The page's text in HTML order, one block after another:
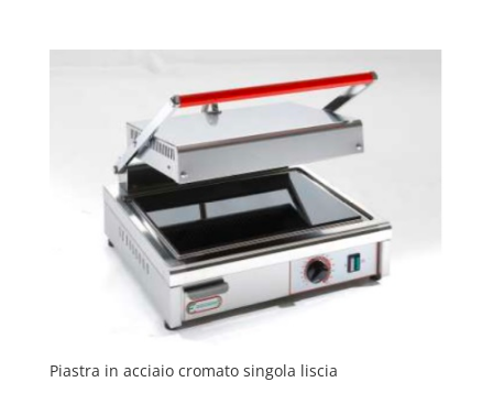
Piastra in acciaio cromato singola liscia